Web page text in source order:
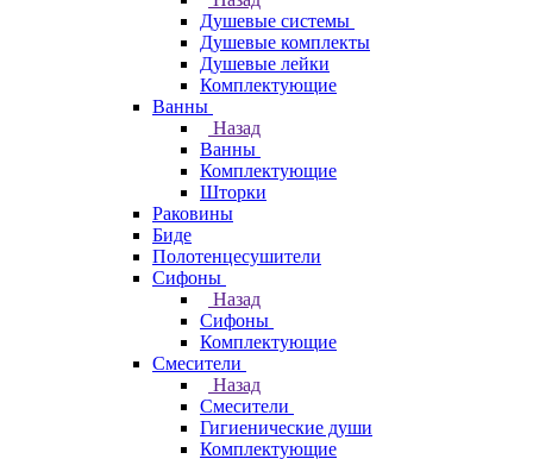
Душевые системы
Душевые комплекты
Душевые лейки
Комплектующие
Ванны
Назад
Ванны
Комплектующие
Шторки
Раковины
Биде
Полотенцесушители
Сифоны
Назад
Сифоны
Комплектующие
Смесители
Назад
Смесители
Гигиенические души
Комплектующие